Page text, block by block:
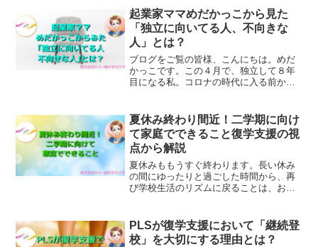
多くあります。将来を考えて、様々なこ
とに挑戦していくことはプ...
起業家ママめだかっこから見た
「独立に向いてる人、不向きな
人」とは？
ブログをご覧の皆様、こんにちは。めだ
かっこです。この４月で、独立して８年
目になる私。コロナの時代に入る前か
とをもとに、「独立に向いている人、向
いていない人」を書きました。ご覧いた
だき参考になれば幸いです。
夏休み終わり間近！二学期に向け
て家庭でできること復学支援の視
点から解説
夏休みももうすぐ終わります。長い休み
の間にゆったりと過ごした時間から、再
び学校生活のリズムに戻ることは、お子
に向けた準備を進めるための具体的な方
法をご紹介します。
PLSが復学支援において「継続登
校」を大切にする理由とは？